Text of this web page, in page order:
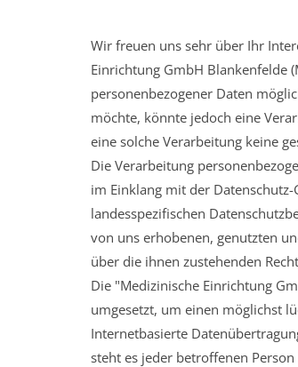
Wir freuen uns sehr über Ihr
Einrichtung GmbH Blankenfelde
personenbezogener Daten
möchte, könnte jedoch eine
eine solche Verarbeitung keine
Die Verarbeitung
im Einklang mit der
landesspezifischen
von uns erhobenen, genutzten
über die ihnen zustehenden
Die "Medizinische Einrichtung
umgesetzt, um einen möglichst
Internetbasierte
steht es jeder betroffenen